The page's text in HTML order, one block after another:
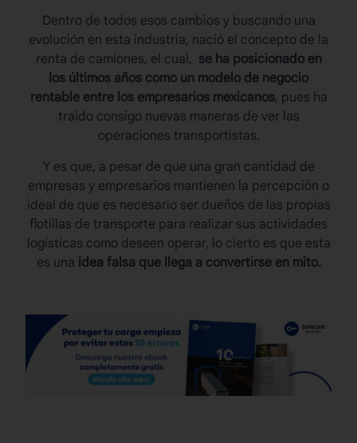
Dentro de todos esos cambios y buscando una
evolución en esta industria, nació el concepto de la
renta de camiones, el cual, se ha posicionado en
los últimos años como un modelo de negocio
rentable entre los empresarios mexicanos, pues ha
traído consigo nuevas maneras de ver las
operaciones transportistas.
Y es que, a pesar de que una gran cantidad de
empresas y empresarios mantienen la percepción o
ideal de que es necesario ser dueños de las propias
flotillas de transporte para realizar sus actividades
logísticas como deseen operar, lo cierto es que esta
es una idea falsa que llega a convertirse en mito.